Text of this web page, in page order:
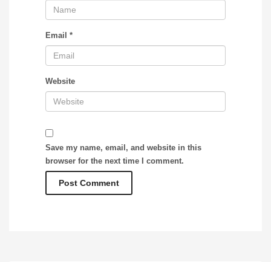
Email *
Website
Save my name, email, and website in this
browser for the next time I comment.